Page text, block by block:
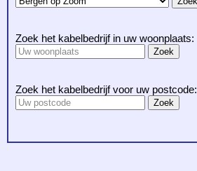
Zoek het kabelbedrijf in uw woonplaats:
Zoek het kabelbedrijf voor uw postcode: